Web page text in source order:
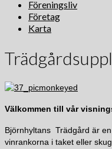
Föreningsliv
Företag
Karta
Välkommen till vår
Björnhyltans Trädgård är
vinrankorna i taket eller